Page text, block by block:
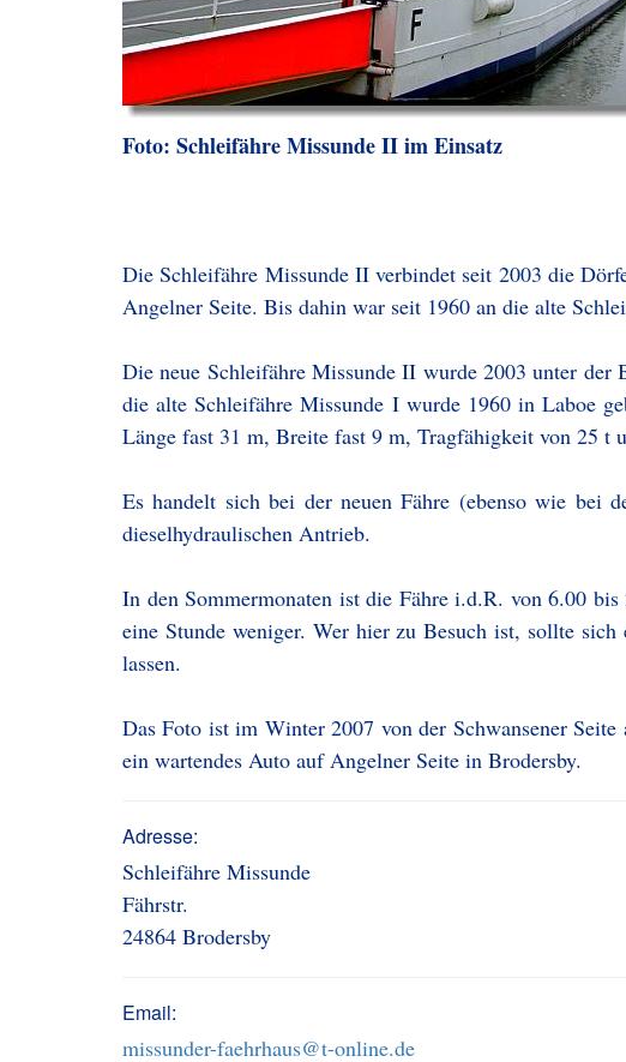
Foto: Schleifähre Missunde II im Einsatz
Die Schleifähre Missunde II verbindet seit 2003 die
Angelner Seite. Bis dahin war seit 1960 an die alte
Die neue Schleifähre Missunde II wurde 2003 unter der
die alte Schleifähre Missunde I wurde 1960 in Laboe
Länge fast 31 m, Breite fast 9 m, Tragfähigkeit von 25 t
Es handelt sich bei der neuen Fähre (ebenso wie bei
dieselhydraulischen Antrieb.
In den Sommermonaten ist die Fähre i.d.R. von 6.00
eine Stunde weniger. Wer hier zu Besuch ist, sollte
lassen.
Das Foto ist im Winter 2007 von der Schwansener
ein wartendes Auto auf Angelner Seite in Brodersby.
Adresse:
Schleifähre Missunde
Fährstr.
24864 Brodersby
Email:
missunder-faehrhaus@t-online.de